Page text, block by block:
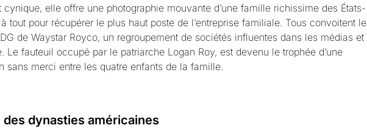
cynique, elle offre une photographie mouvante d’une famille richissime des États-
tout pour récupérer le plus haut poste de l’entreprise familiale. Tous convoitent le
de Waystar Royco, un regroupement de sociétés influentes dans les médias et
Le fauteuil occupé par le patriarche Logan Roy, est devenu le trophée d’une
sans merci entre les quatre enfants de la famille.
des dynasties américaines